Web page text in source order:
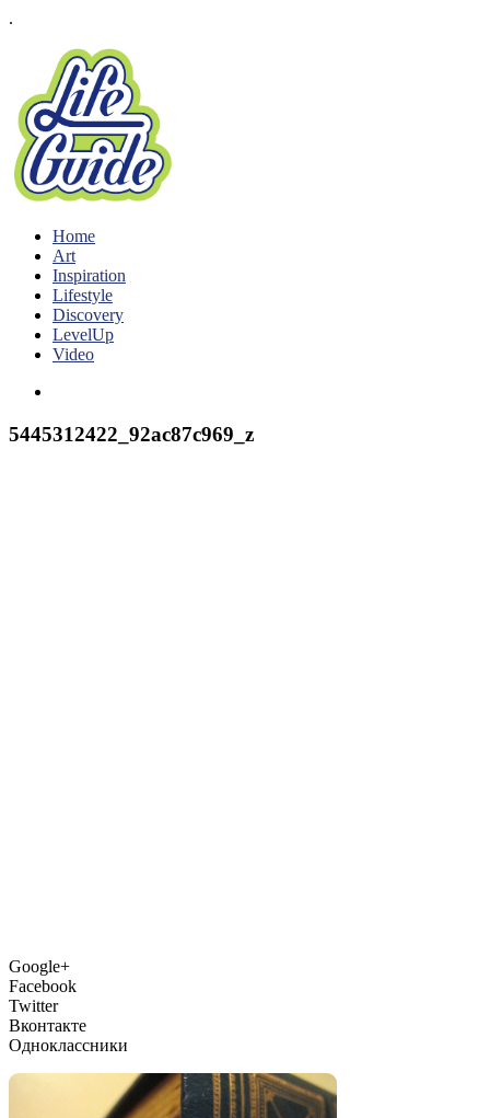
.
Home
Art
Inspiration
Lifestyle
Discovery
LevelUp
Video
5445312422_92ac87c969_z
Google+
Facebook
Twitter
Вконтакте
Одноклассники